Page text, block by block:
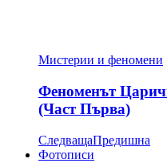
Мистерии и феномени
Феноменът
(Част Първа)
СледващаПредишна
Фотописи